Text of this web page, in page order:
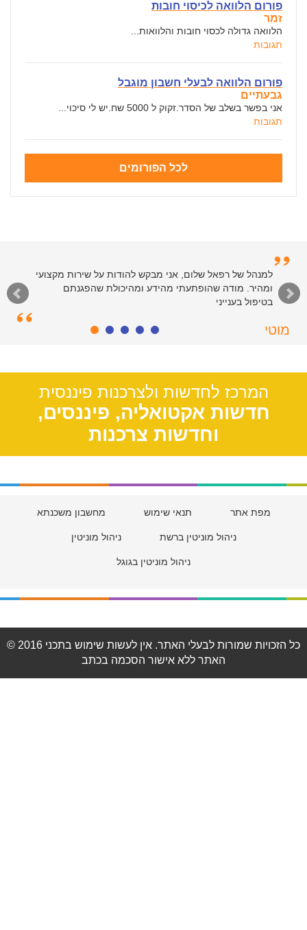
פורום הלוואה לכיסוי חובות
זמר
הלוואה גדולה לכסוי חובות והלוואות...
תגובות
פורום הלוואה לבעלי חשבון מוגבל
גבעתיים
אני בפשר בשלב של הסדר.זקוק ל 5000 שח.יש לי סיכוי...
תגובות
לכל הפורומים
למנהל של רפאל שלום, אני מבקש להודות על שירות מקצועי
ומהיר. מודה שהופתעתי מהידע ומהיכולת שהפגנתם
בטיפול בענייני
מוטי
33
המרכז לחדשות ולצרכנות פיננסית
חדשות אקטואליה, פיננסים,
וחדשות צרכנות
מפת אתר תנאי שימוש מחשבון משכנתא
ניהול מוניטין ברשת ניהול מוניטין
ניהול מוניטין בגוגל
© 2016 כל הזכויות שמורות לבעלי האתר. אין לעשות שימוש בתכני
האתר ללא אישור הסכמה בכתב